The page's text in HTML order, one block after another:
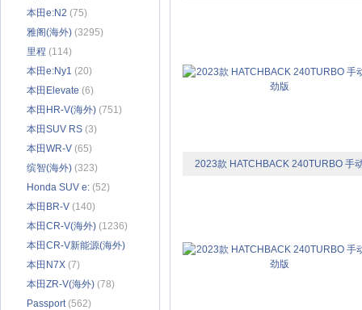
本田e:N2 (75)
雅阁(海外) (3295)
里程 (114)
本田e:Ny1 (20)
本田Elevate (6)
本田HR-V(海外) (751)
本田SUV RS (3)
本田WR-V (65)
缤智(海外) (323)
Honda SUV e: (52)
本田BR-V (140)
本田CR-V(海外) (1236)
本田CR-V新能源(海外)
(31)
本田N7X (7)
本田ZR-V(海外) (78)
Passport(562)
2023款 HATCHBACK 240TURBO 手